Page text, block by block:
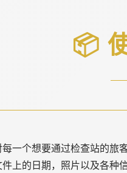
📦
一个想要通过检查站的
上的日期，照片以及各